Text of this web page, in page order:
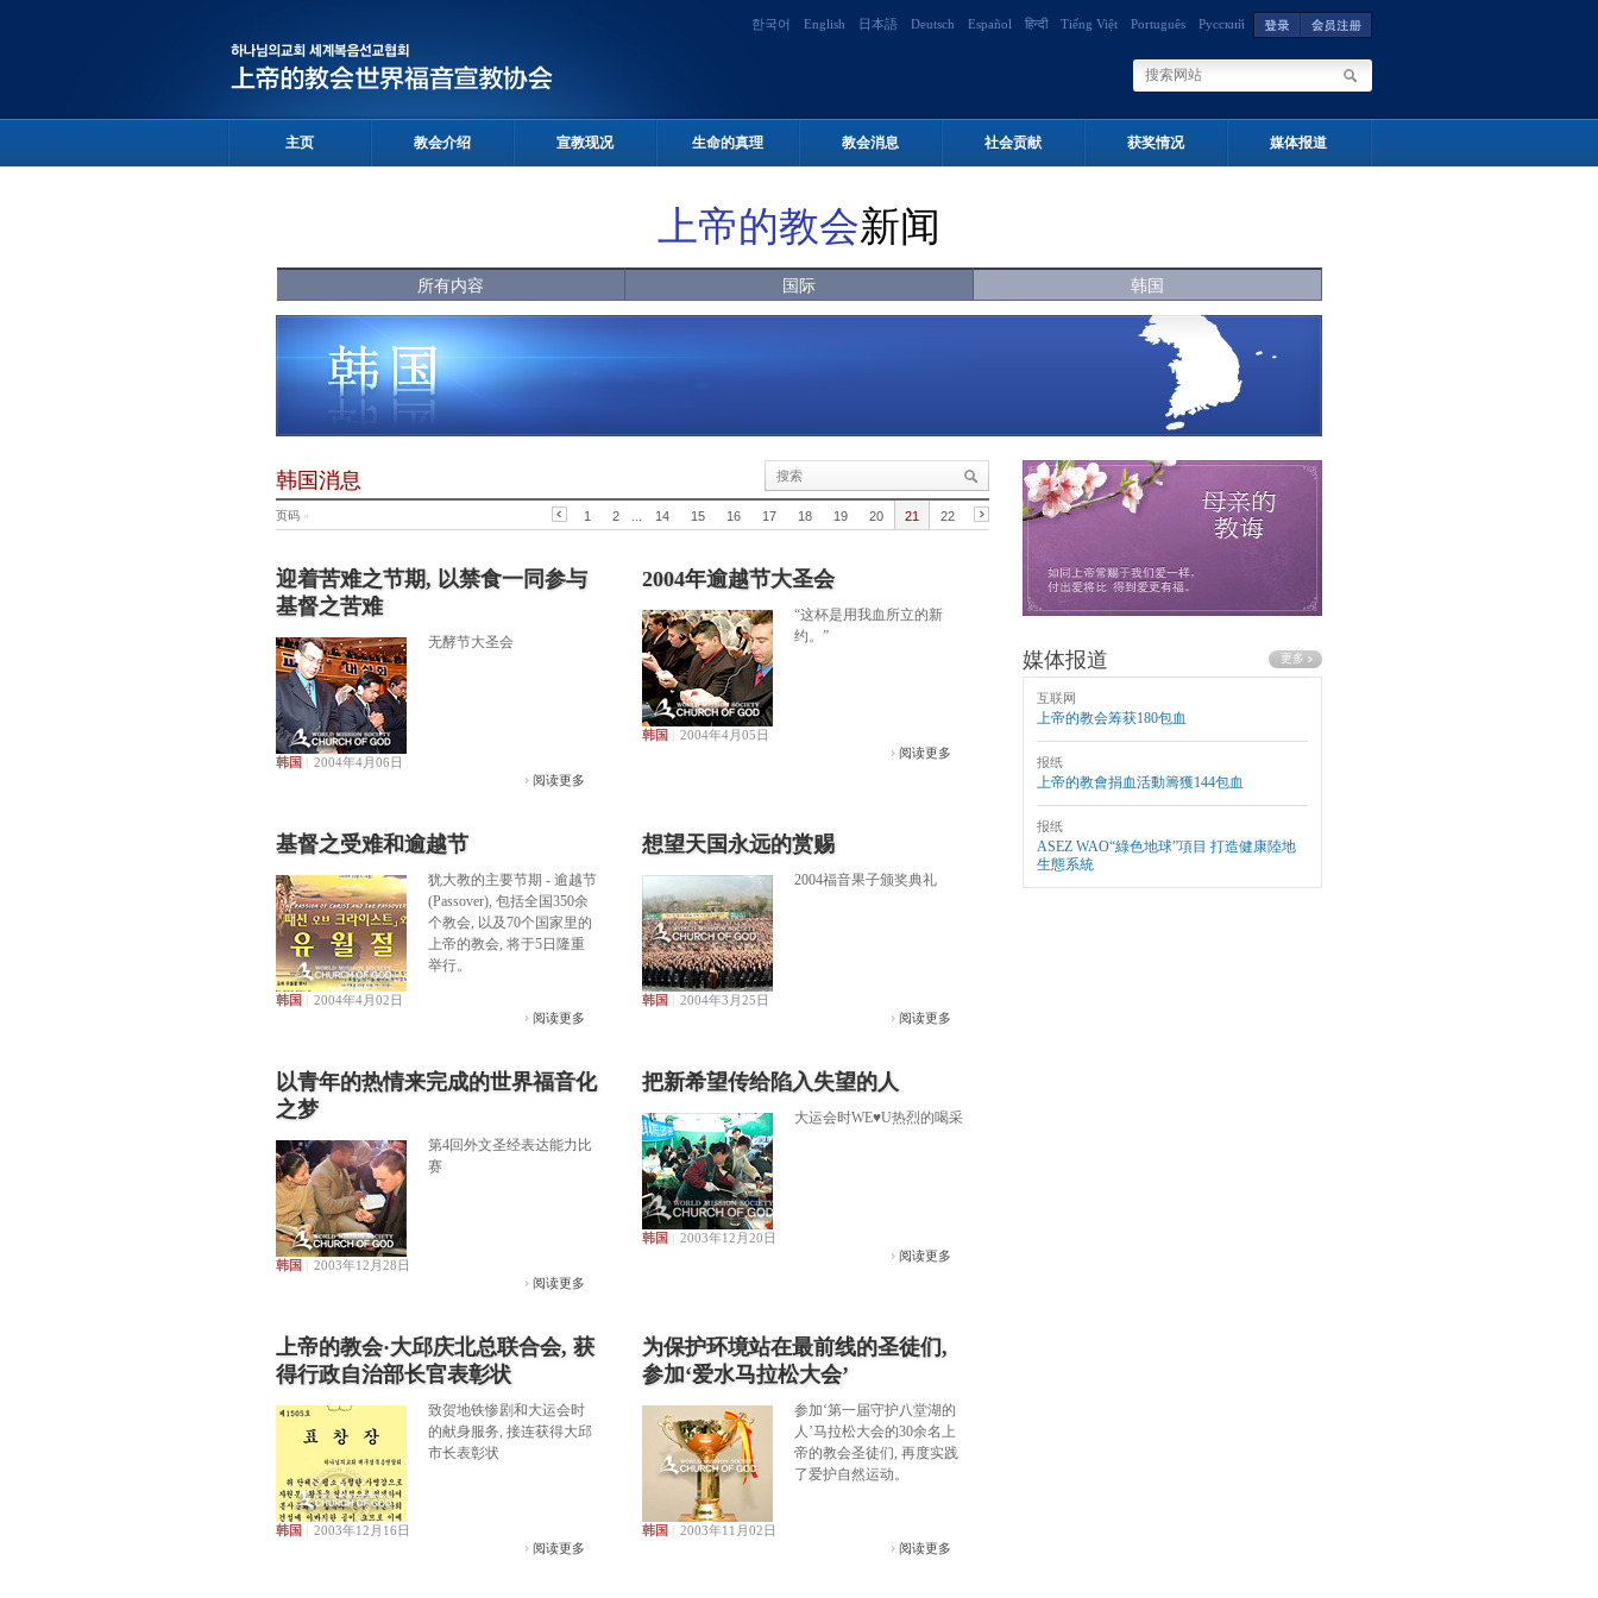
한국어 English 日本語 Deutsch Español हिन्दी Tiếng Việt Português Русский
主页 教会介绍 宣教现况 生命的真理 教会消息 社会贡献 获奖情况 媒体报道
上帝的教会新闻
所有内容 国际 韩国
韩国消息
页码 » 1 2 14 15 16 17 18 19 20 21 22
迎着苦难之节期, 以禁食一同参与
基督之苦难
无酵节大圣会
韩国
2004年4月06日
阅读更多
2004年逾越节大圣会
“这杯是用我血所立的新
约。”
韩国
2004年4月05日
阅读更多
基督之受难和逾越节
犹大教的主要节期 - 逾越节
(Passover), 包括全国350余
个教会, 以及70个国家里的
上帝的教会, 将于5日隆重
举行。
韩国
2004年4月02日
阅读更多
想望天国永远的赏赐
2004福音果子颁奖典礼
韩国
2004年3月25日
阅读更多
以青年的热情来完成的世界福音化
之梦
第4回外文圣经表达能力比
赛
韩国
2003年12月28日
阅读更多
把新希望传给陷入失望的人
大运会时WE♥U热烈的喝采
韩国
2003年12月20日
阅读更多
上帝的教会·大邱庆北总联合会, 获
得行政自治部长官表彰状
致贺地铁惨剧和大运会时
的献身服务, 接连获得大邱
市长表彰状
韩国
2003年12月16日
阅读更多
为保护环境站在最前线的圣徒们,
参加‘爱水马拉松大会’
参加‘第一届守护八堂湖的
人’马拉松大会的30余名上
帝的教会圣徒们, 再度实践
了爱护自然运动。
韩国
2003年11月02日
阅读更多
媒体报道
互联网
上帝的教会筹获180包血
报纸
上帝的教會捐血活動籌獲144包血
报纸
ASEZ WAO“綠色地球”項目 打造健康陸地
生態系統